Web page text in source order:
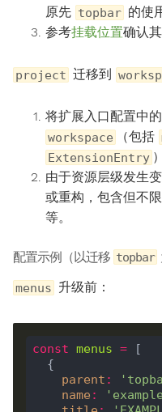
原先 topbar 的使
参考挂载位置确认
project 迁移到
将扩展入口配置中的
workspace （包括
ExtensionEntry
由于资源层级发生
或重构，包含但不
等。
配置示例（以迁移 topbar
menus 升级前：
const menus =
parent :
name :